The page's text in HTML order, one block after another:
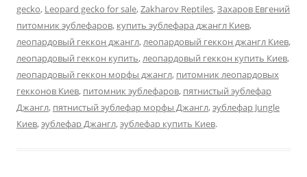
gecko, Leopard gecko for sale,Zakharov Reptiles,Захаров Евгений
питомник эублефаров, купить эублефара джангл Киев,
леопардовый геккон джангл,леопардовый геккон джангл Киев,
леопардовый геккон купить,леопардовый геккон купить Киев,
леопардовый геккон морфы джангл, питомник леопардовых
гекконов Киев, питомник эублефаров, пятнистый эублефар
Джангл, пятнистый эублефар морфы Джангл,эублефар Jungle
Киев,эублефар Джангл,эублефар купить Киев.